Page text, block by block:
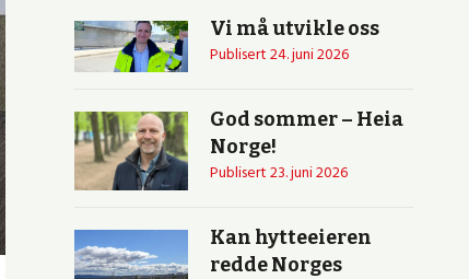
Vi må utvikle oss
Publisert24. juni 2026
God sommer – Heia
Norge!
Publisert23. juni 2026
Kan hytteeieren
redde Norges